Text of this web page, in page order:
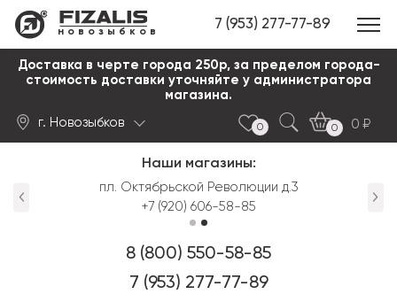
новозыбков 7 (953) 277-77-89
Доставка в черте города 250р, за пределом города-
стоимость доставки уточняйте у администратора
магазина.
г. Новозыбков 0 0
0
Наши магазины:
пл. Октябрьской Революции д.3
+7 (920) 606-58-85
8 (800) 550-58-85
7 (953) 277-77-89